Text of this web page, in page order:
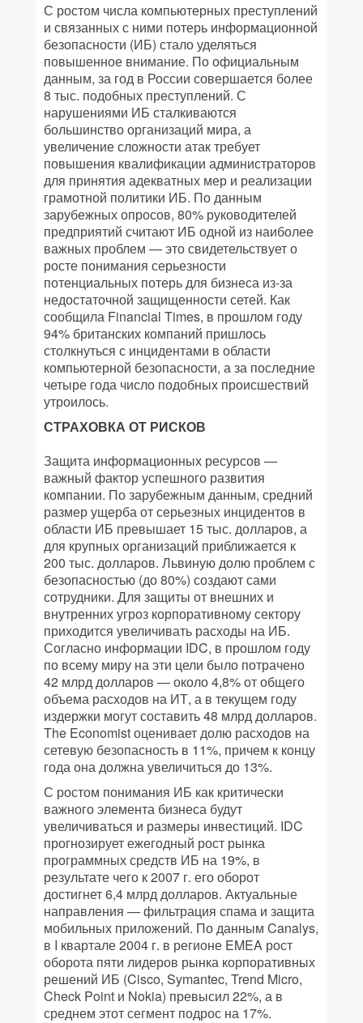
С ростом числа компьютерных преступлений
и связанных с ними потерь информационной
безопасности (ИБ) стало уделяться
повышенное внимание. По официальным
данным, за год в России совершается более
8 тыс. подобных преступлений. С
нарушениями ИБ сталкиваются
большинство организаций мира, а
увеличение сложности атак требует
повышения квалификации администраторов
для принятия адекватных мер и реализации
грамотной политики ИБ. По данным
зарубежных опросов, 80% руководителей
предприятий считают ИБ одной из наиболее
важных проблем — это свидетельствует о
росте понимания серьезности
потенциальных потерь для бизнеса из-за
недостаточной защищенности сетей. Как
сообщила Financial Times, в прошлом году
94% британских компаний пришлось
столкнуться с инцидентами в области
компьютерной безопасности, а за последние
четыре года число подобных происшествий
утроилось.
СТРАХОВКА ОТ РИСКОВ
Защита информационных ресурсов —
важный фактор успешного развития
компании. По зарубежным данным, средний
размер ущерба от серьезных инцидентов в
области ИБ превышает 15 тыс. долларов, а
для крупных организаций приближается к
200 тыс. долларов. Львиную долю проблем с
безопасностью (до 80%) создают сами
сотрудники. Для защиты от внешних и
внутренних угроз корпоративному сектору
приходится увеличивать расходы на ИБ.
Согласно информации IDC, в прошлом году
по всему миру на эти цели было потрачено
42 млрд долларов — около 4,8% от общего
объема расходов на ИТ, а в текущем году
издержки могут составить 48 млрд долларов.
The Economist оценивает долю расходов на
сетевую безопасность в 11%, причем к концу
года она должна увеличиться до 13%.
С ростом понимания ИБ как критически
важного элемента бизнеса будут
увеличиваться и размеры инвестиций. IDC
прогнозирует ежегодный рост рынка
программных средств ИБ на 19%, в
результате чего к 2007 г. его оборот
достигнет 6,4 млрд долларов. Актуальные
направления — фильтрация спама и защита
мобильных приложений. По данным Canalys,
в I квартале 2004 г. в регионе EMEA рост
оборота пяти лидеров рынка корпоративных
решений ИБ (Cisco, Symantec, Trend Micro,
Check Point и Nokia) превысил 22%, а в
среднем этот сегмент подрос на 17%.